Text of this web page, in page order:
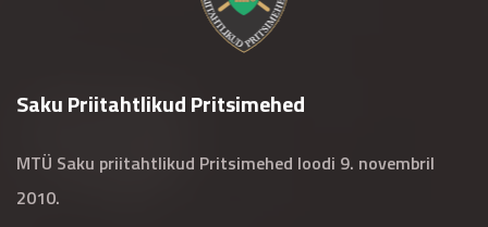
Saku Priitahtlikud Pritsimehed
MTÜ Saku priitahtlikud Pritsimehed loodi 9. novembril
2010.